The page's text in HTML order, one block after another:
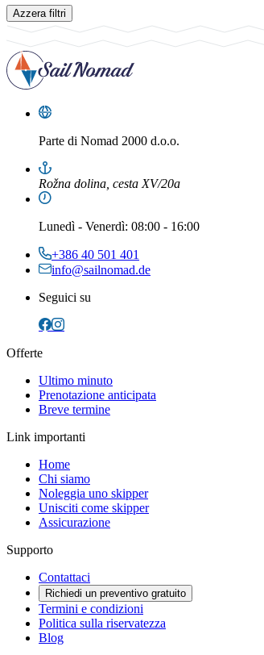
Azzera filtri
Parte di Nomad 2000 d.o.o.
Rožna dolina, cesta XV/20a
Lunedì - Venerdì: 08:00 - 16:00
+386 40 501 401
info@sailnomad.de
Seguici su
Offerte
Ultimo minuto
Prenotazione anticipata
Breve termine
Link importanti
Home
Chi siamo
Noleggia uno skipper
Unisciti come skipper
Assicurazione
Supporto
Contattaci
Richiedi un preventivo gratuito
Termini e condizioni
Politica sulla riservatezza
Blog